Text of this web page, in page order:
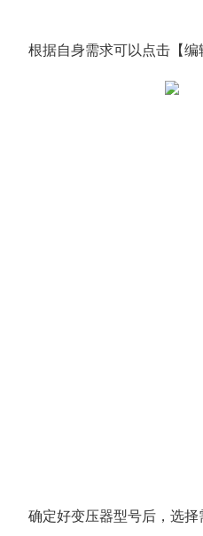
根据自身需求可以点击【
确定好变压器型号后，选